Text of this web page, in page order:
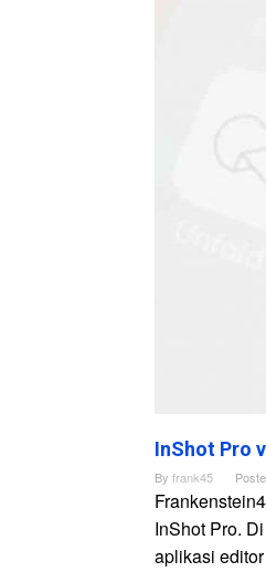
InShot Pro
By frank45
InShot Pro.
aplikasi